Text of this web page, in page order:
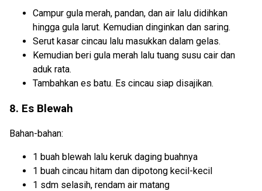
Campur gula merah, pandan, dan air lalu didihkan
hingga gula larut. Kemudian dinginkan dan saring.
Serut kasar cincau lalu masukkan dalam gelas.
Kemudian beri gula merah lalu tuang susu cair dan
aduk rata.
Tambahkan es batu. Es cincau siap disajikan.
8. Es Blewah
Bahan-bahan:
1 buah blewah lalu keruk daging buahnya
1 buah cincau hitam dan dipotong kecil-kecil
1 sdm selasih, rendam air matang